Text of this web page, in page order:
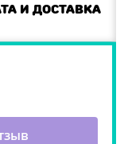
и доставка